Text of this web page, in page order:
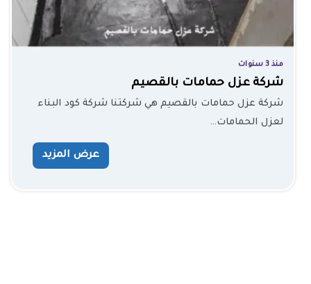
منذ 3 سنوات
شركة عزل حمامات بالقصيم
شركة عزل حمامات بالقصيم هي شركتنا شركة كود البناء
لعزل الحمامات…
عرض المزيد